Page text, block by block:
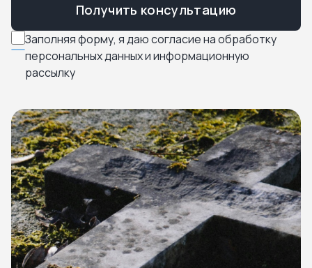
Заполняя форму, я даю согласие на обработку
персональных данных и информационную
рассылку
Получить консультацию